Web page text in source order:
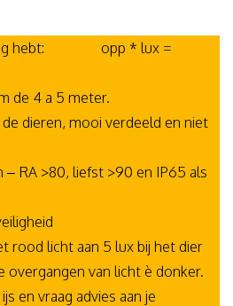
hebt: opp * lux =
de 4 a 5 meter.
dieren, mooi verdeeld en niet
RA >80, liefst >90 en IP65 als
rood licht aan 5 lux bij het dier
overgangen van licht è donker.
en vraag advies aan je